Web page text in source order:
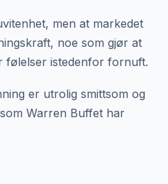
men at markedet
noe som gjør at
følelser istedenfor fornuft.
er utrolig smittsom og
Warren Buffet har